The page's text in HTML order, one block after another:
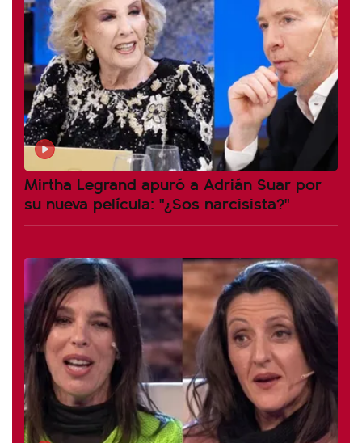
Mirtha Legrand apuró a Adrián Suar por
su nueva película: "¿Sos narcisista?"